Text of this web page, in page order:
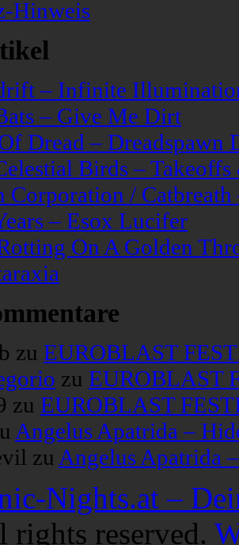
Hinweis
– Infinite
– Give Me Dirt
Dread – Dreadspawn
Birds –
Corporation /
– Esox Lucifer
On A Golden
zu EUROBLAST
zu EUROBLAST
zu EUROBLAST
Angelus Apatrida –
zu Angelus Apatrida
Nights.at –
rights reserved.